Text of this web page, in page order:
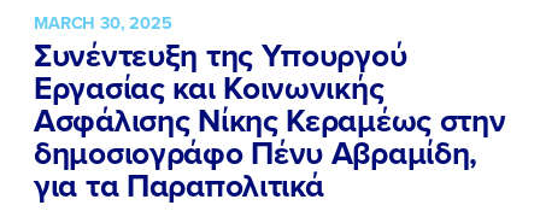
MARCH 30, 2025
Συνέντευξη της Υπουργού
Εργασίας και Κοινωνικής
Ασφάλισης Νίκης Κεραμέως στην
δημοσιογράφο Πένυ Αβραμίδη,
για τα Παραπολιτικά